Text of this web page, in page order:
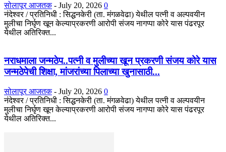
सोलापूर आजतक - July 20, 2026 0
नंदेश्वर / प्रतिनिधी : सिद्धनकेरी (ता. मंगळवेढा) येथील पत्नी व अल्पवयीन
मुलीचा निर्घृण खून केल्याप्रकरणी आरोपी संजय नागप्पा कोरे यास पंढरपूर
येथील अतिरिक्त...
नराधमाला जन्मठेप..पत्नी व मुलीच्या खून प्रकरणी संजय कोरे यास
जन्मठेपेची शिक्षा, मांजरांच्या पिलाच्या खुनासाठी...
सोलापूर आजतक - July 20, 2026 0
नंदेश्वर / प्रतिनिधी : सिद्धनकेरी (ता. मंगळवेढा) येथील पत्नी व अल्पवयीन
मुलीचा निर्घृण खून केल्याप्रकरणी आरोपी संजय नागप्पा कोरे यास पंढरपूर
येथील अतिरिक्त...